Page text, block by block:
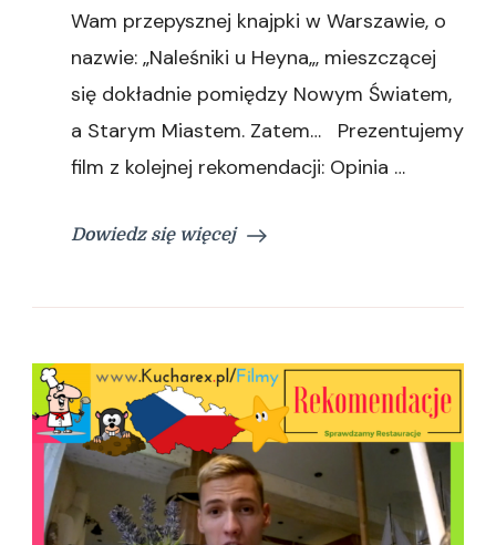
Wam przepysznej knajpki w Warszawie, o
nazwie: „Naleśniki u Heyna„, mieszczącej
się dokładnie pomiędzy Nowym Światem,
a Starym Miastem. Zatem… Prezentujemy
film z kolejnej rekomendacji: Opinia …
Dowiedz się więcej